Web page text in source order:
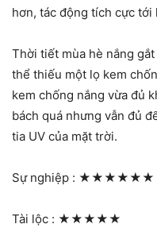
hơn, tác động tích cực tới
Thời tiết mùa hè nắng
thể thiếu một lọ kem
kem chống nắng vừa đủ
bách quá nhưng vẫn đủ
tia UV của mặt trời.
Sự nghiệp : ★★★★★★
Tài lộc : ★★★★★